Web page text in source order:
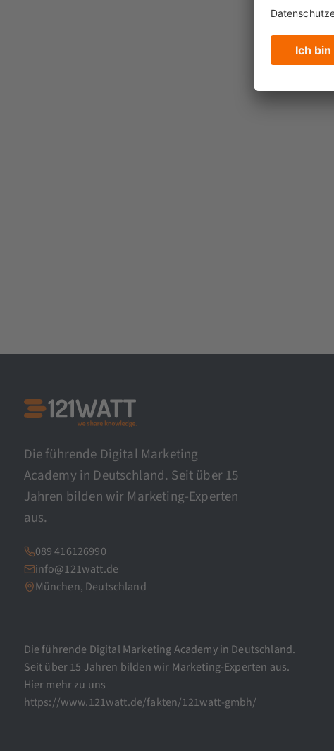
Die führende Digital Marketing
Academy in Deutschland. Seit über 15
Jahren bilden wir Marketing-Experten
aus.
089 416126990
info@121watt.de
München, Deutschland
Die führende Digital Marketing Academy in Deutschland.
Seit über 15 Jahren bilden wir Marketing-Experten aus.
Hier mehr zu uns
https://www.121watt.de/fakten/121watt-gmbh/